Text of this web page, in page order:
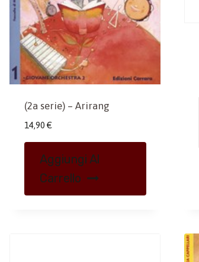
(2a serie) – Arirang
14,90 €
Aggiungi Al
Carrello